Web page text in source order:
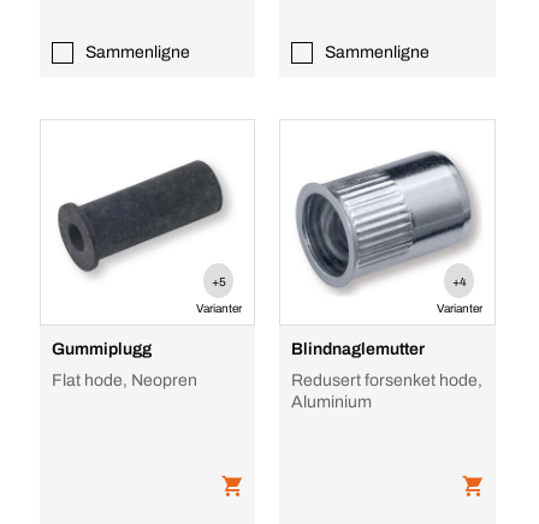
Sammenligne Sammenligne
+5
Varianter
Gummiplugg
Flat hode, Neopren
+4
Varianter
Blindnaglemutter
Redusert forsenket hode,
Aluminium